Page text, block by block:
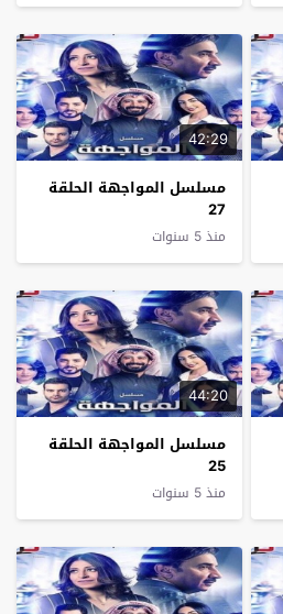
42:29
مسلسل المواجهة الحلقة
27
منذ 5 سنوات
44:20
مسلسل المواجهة الحلقة
25
منذ 5 سنوات